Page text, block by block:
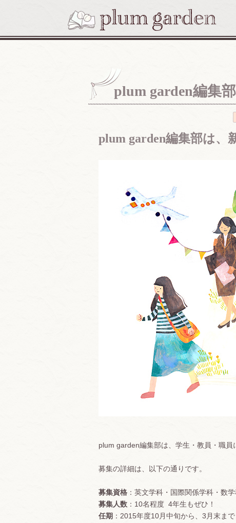
plum garden編集
plum garden編集部は、
plum garden編集部は、学生・教員・職員
募集の詳細は、以下の通りです。
募集資格 ：英文学科・国際関係学科・数
募集人数 ：10名程度 4年生もぜひ！
任期 ：2015年度10月中旬から、3月末ま